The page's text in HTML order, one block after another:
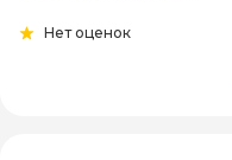
Нет оценок